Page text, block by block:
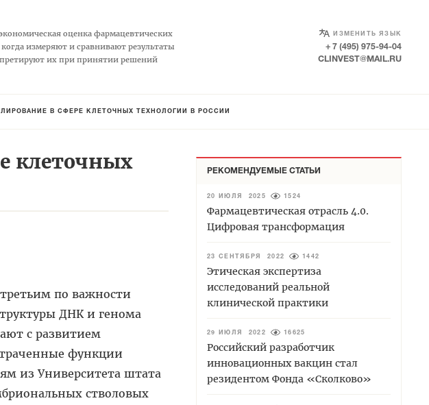
оценка фармацевтических
измеряют и сравнивают результаты
их при принятии решений
ИЗМЕНИТЬ ЯЗЫК
SELECT LANGUAGE
+ 7 (495) 975-94-04
CLINVEST@MAIL.RU
В СФЕРЕ КЛЕТОЧНЫХ ТЕХНОЛОГИЙ В РОССИИ
клеточных
по важности
ДНК и генома
с развитием
функции
из Университета штата
стволовых
РЕКОМЕНДУЕМЫЕ СТАТЬИ
20 ИЮЛЯ 2025 1524
Фармацевтическая отрасль 4.0.
Цифровая трансформация
23 СЕНТЯБРЯ 2022 1442
Этическая экспертиза
исследований реальной
клинической практики
29 ИЮЛЯ 2022 16625
Российский разработчик
инновационных вакцин стал
резидентом Фонда «Сколково»